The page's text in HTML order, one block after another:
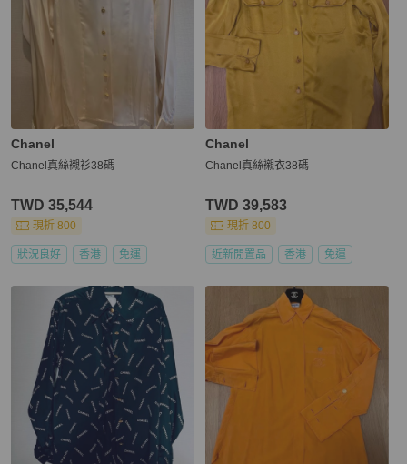
Chanel
Chanel真絲襯衫38碼
TWD 35,544
現折 800
狀況良好 香港 免運
Chanel
Chanel真絲襯衣38碼
TWD 39,583
現折 800
近新閒置品 香港 免運